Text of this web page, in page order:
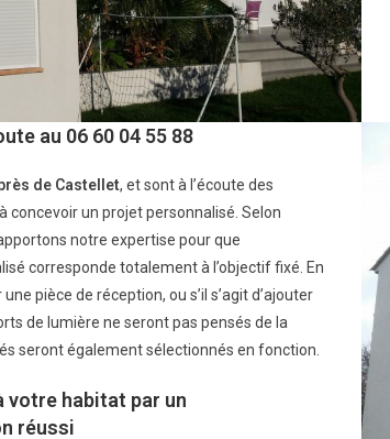
au 06 60 04 55 88
de Castellet, et sont à l’écoute des
concevoir un projet personnalisé. Selon
notre expertise pour que
corresponde totalement à l’objectif fixé. En
pièce de réception, ou s’il s’agit d’ajouter
de lumière ne seront pas pensés de la
seront également sélectionnés en fonction.
votre habitat par un
réussi